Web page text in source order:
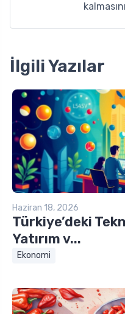
İlgili Yazılar
Haziran 18, 2026
Türkiye’deki
Yatırım v...
Ekonomi